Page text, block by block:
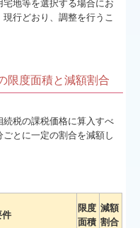
地等を選択する場合にお
行どおり、調整を行うこ
限度面積と減額割合
税の課税価格に算入すべ
とに一定の割合を減額し
件
限度
面積
減額
割合